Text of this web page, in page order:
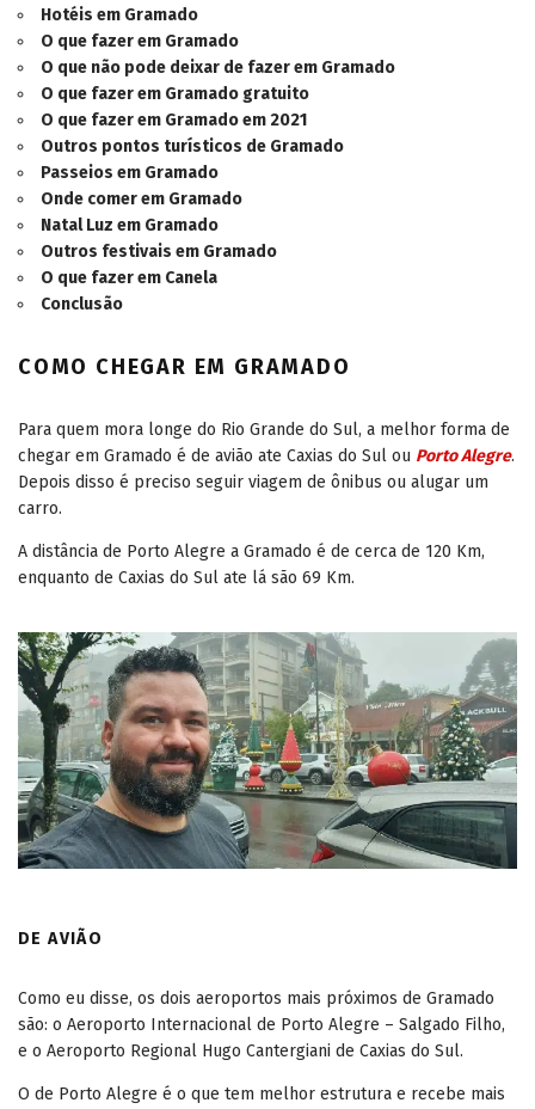
Hotéis em Gramado
O que fazer em Gramado
O que não pode deixar de fazer em Gramado
O que fazer em Gramado gratuito
O que fazer em Gramado em 2021
Outros pontos turísticos de Gramado
Passeios em Gramado
Onde comer em Gramado
Natal Luz em Gramado
Outros festivais em Gramado
O que fazer em Canela
Conclusão
COMO CHEGAR EM GRAMADO
Para quem mora longe do Rio Grande do Sul, a melhor forma de
chegar em Gramado é de avião ate Caxias do Sul ou Porto Alegre.
Depois disso é preciso seguir viagem de ônibus ou alugar um
carro.
A distância de Porto Alegre a Gramado é de cerca de 120 Km,
enquanto de Caxias do Sul ate lá são 69 Km.
DE AVIÃO
Como eu disse, os dois aeroportos mais próximos de Gramado
são: o Aeroporto Internacional de Porto Alegre – Salgado Filho,
e o Aeroporto Regional Hugo Cantergiani de Caxias do Sul.
O de Porto Alegre é o que tem melhor estrutura e recebe mais